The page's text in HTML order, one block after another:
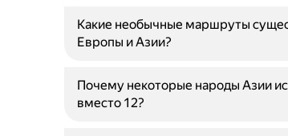
Какие необычные маршруты
Европы и Азии?
Почему некоторые народы Азии
вместо 12?